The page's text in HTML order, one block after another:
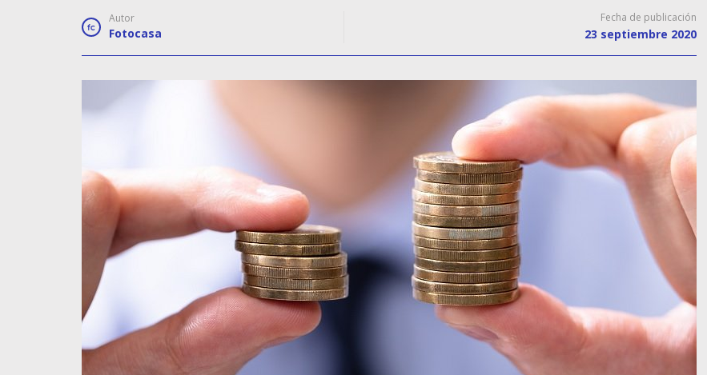
Autor
Fotocasa
Fecha de publicación
23 septiembre 2020